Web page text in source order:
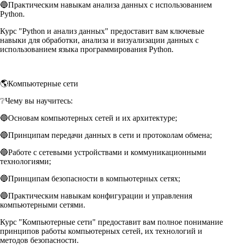
🔵Практическим навыкам анализа данных с использованием
Python.
Курс "Python и анализ данных" предоставит вам ключевые
навыки для обработки, анализа и визуализации данных с
использованием языка программирования Python.
🌎Компьютерные сети
❔Чему вы научитесь:
🔵Основам компьютерных сетей и их архитектуре;
🔵Принципам передачи данных в сети и протоколам обмена;
🔵Работе с сетевыми устройствами и коммуникационными
технологиями;
🔵Принципам безопасности в компьютерных сетях;
🔵Практическим навыкам конфигурации и управления
компьютерными сетями.
Курс "Компьютерные сети" предоставит вам полное понимание
принципов работы компьютерных сетей, их технологий и
методов безопасности.